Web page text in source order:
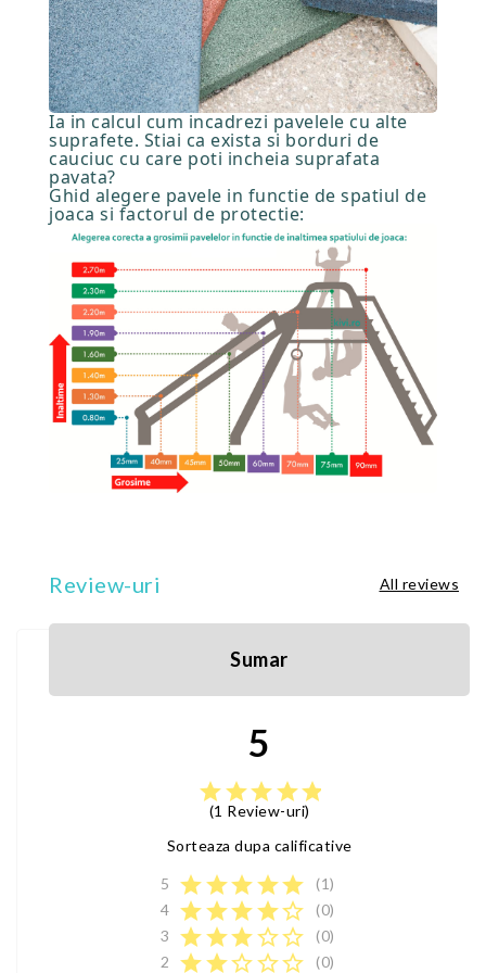
Ia in calcul cum incadrezi pavelele cu alte
suprafete. Stiai ca exista si borduri de
cauciuc cu care poti incheia suprafata
pavata?
Ghid alegere pavele in functie de spatiul de
joaca si factorul de protectie:
Review-uri All reviews
Sumar
5
starstarstarstarstar
(1 Review-uri)
Sorteaza dupa calificative
5 starstarstarstarstar
(1)
4 starstarstarstarstar_border
(0)
3
starstarstarstar_borderstar_border
(0)
2
starstarstar_borderstar_borderstar_border
(0)